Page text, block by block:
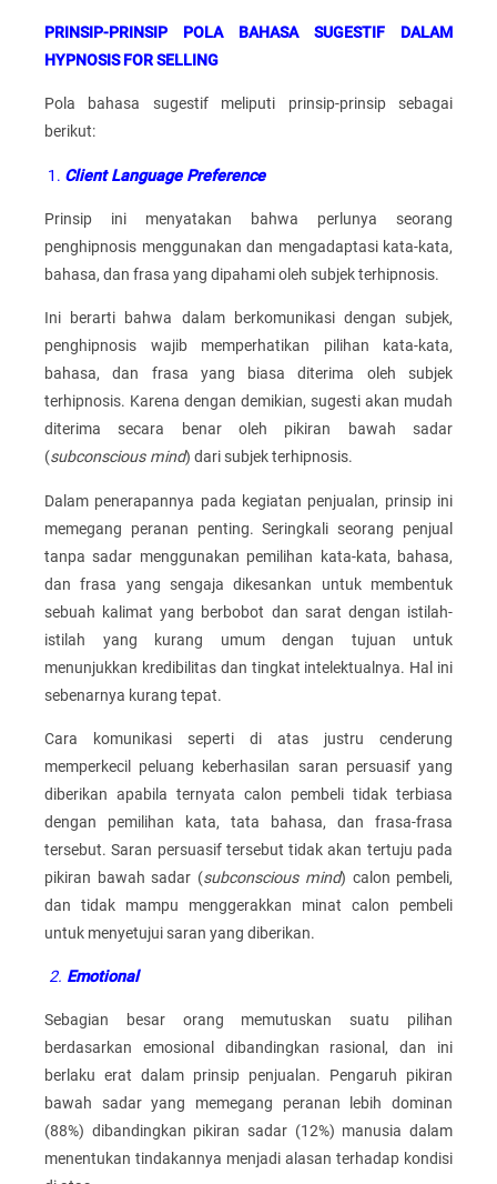
PRINSIP-PRINSIP POLA BAHASA SUGESTIF DALAM
HYPNOSIS FOR SELLING
Pola bahasa sugestif meliputi prinsip-prinsip sebagai
berikut:
1. Client Language Preference
Prinsip ini menyatakan bahwa perlunya seorang
penghipnosis menggunakan dan mengadaptasi kata-kata,
bahasa, dan frasa yang dipahami oleh subjek terhipnosis.
Ini berarti bahwa dalam berkomunikasi dengan subjek,
penghipnosis wajib memperhatikan pilihan kata-kata,
bahasa, dan frasa yang biasa diterima oleh subjek
terhipnosis. Karena dengan demikian, sugesti akan mudah
diterima secara benar oleh pikiran bawah sadar
(subconscious mind) dari subjek terhipnosis.
Dalam penerapannya pada kegiatan penjualan, prinsip ini
memegang peranan penting. Seringkali seorang penjual
tanpa sadar menggunakan pemilihan kata-kata, bahasa,
dan frasa yang sengaja dikesankan untuk membentuk
sebuah kalimat yang berbobot dan sarat dengan istilah-
istilah yang kurang umum dengan tujuan untuk
menunjukkan kredibilitas dan tingkat intelektualnya. Hal ini
sebenarnya kurang tepat.
Cara komunikasi seperti di atas justru cenderung
memperkecil peluang keberhasilan saran persuasif yang
diberikan apabila ternyata calon pembeli tidak terbiasa
dengan pemilihan kata, tata bahasa, dan frasa-frasa
tersebut. Saran persuasif tersebut tidak akan tertuju pada
pikiran bawah sadar (subconscious mind) calon pembeli,
dan tidak mampu menggerakkan minat calon pembeli
untuk menyetujui saran yang diberikan.
2. Emotional
Sebagian besar orang memutuskan suatu pilihan
berdasarkan emosional dibandingkan rasional, dan ini
berlaku erat dalam prinsip penjualan. Pengaruh pikiran
bawah sadar yang memegang peranan lebih dominan
(88%) dibandingkan pikiran sadar (12%) manusia dalam
menentukan tindakannya menjadi alasan terhadap kondisi